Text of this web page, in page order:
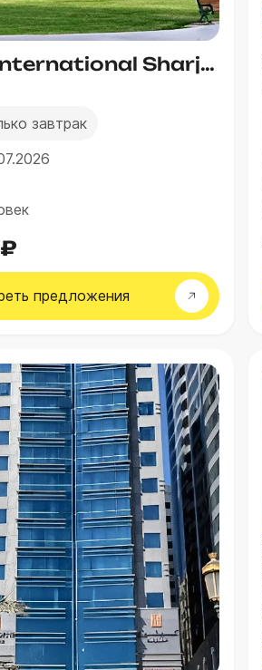
Holiday International Sharjah
завтрак
предложения